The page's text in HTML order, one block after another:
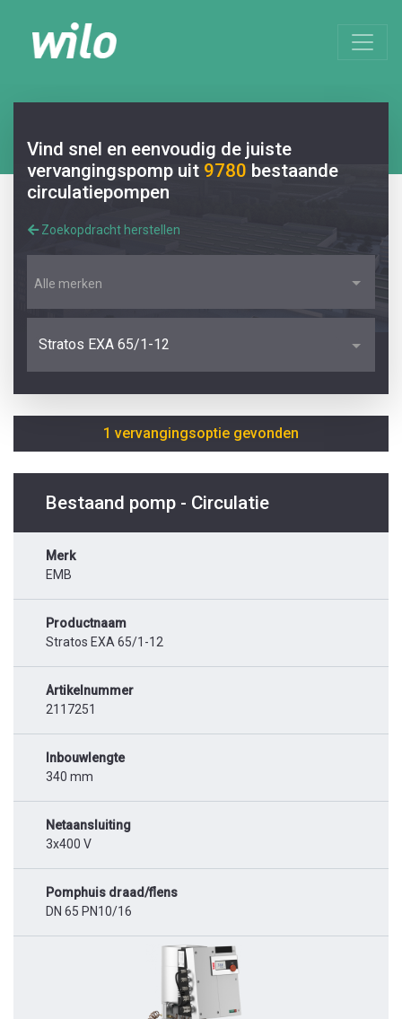
Vind snel en eenvoudig de juiste
vervangingspomp uit 9780 bestaande
circulatiepompen
Zoekopdracht herstellen
Alle merken
Stratos EXA 65/1-12
1 vervangingsoptie gevonden
Bestaand pomp - Circulatie
Merk
EMB
Productnaam
Stratos EXA 65/1-12
Artikelnummer
2117251
Inbouwlengte
340 mm
Netaansluiting
3x400 V
Pomphuis draad/flens
DN 65 PN10/16